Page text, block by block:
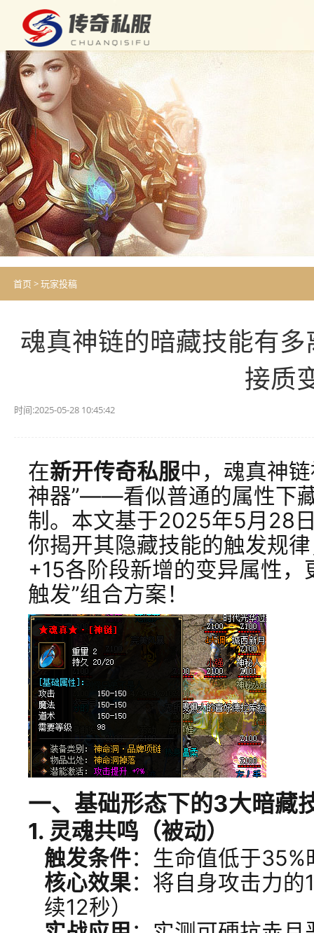
首页 >玩家投稿
魂真神链的暗藏技能有
接质
时间:2025-05-28 10:45:42
在新开传奇私服中，魂真神
神器”——看似普通的属性下
制。本文基于2025年5月28
你揭开其隐藏技能的触发规
+15各阶段新增的变异属性，
触发”组合方案！
一、基础形态下的3大暗藏
1. 灵魂共鸣（被动）
触发条件：生命值低于35%
核心效果：将自身攻击力的
续12秒）